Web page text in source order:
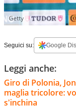
Getty
Seguici su: Google
Leggi anche:
Giro di Polonia,
maglia tricolore:
s'inchina